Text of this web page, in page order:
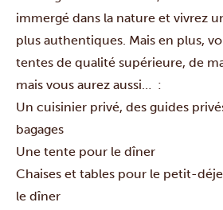
immergé dans la nature et vivrez
plus authentiques. Mais en plus,
tentes de qualité supérieure, de
mais vous aurez aussi… :
Un cuisinier privé, des guides
bagages
Une tente pour le dîner
Chaises et tables pour le petit-
le dîner